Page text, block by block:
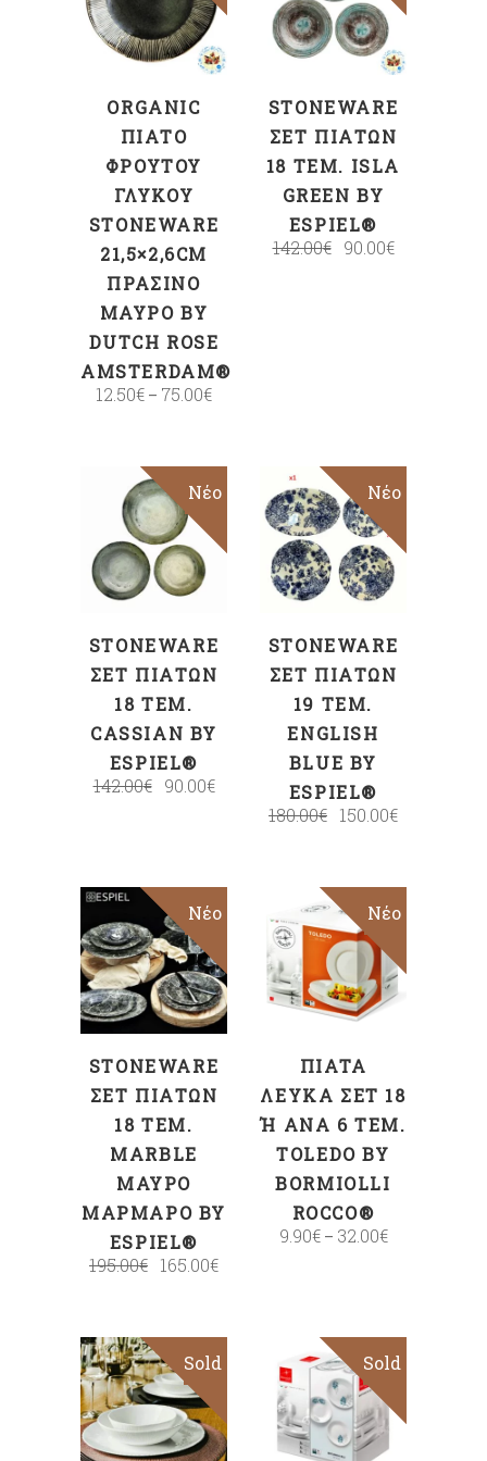
ORGANIC
ΠΙΆΤΟ
ΦΡΟΎΤΟΥ
ΓΛΥΚΟΎ
STONEWARE
21,5×2,6CM
ΠΡΆΣΙΝΟ
ΜΑΎΡΟ BY
DUTCH ROSE
AMSTERDAM®
12.50€ – 75.00€
ΣΤΟ ΚΑΛΆΘΙ
STONEWARE
ΣΕΤ ΠΙΆΤΩΝ
18 ΤΕΜ. ISLA
GREEN BY
ESPIEL®
142.00€ 90.00€
Sale
Νέο
ΠΡΟΣΘΉΚΗ
ΣΤΟ ΚΑΛΆΘΙ
STONEWARE
ΣΕΤ ΠΙΆΤΩΝ
18 ΤΕΜ.
CASSIAN BY
ESPIEL®
142.00€ 90.00€
Sale
Νέο
ΠΡΟΣΘΉΚΗ
ΣΤΟ ΚΑΛΆΘΙ
STONEWARE
ΣΕΤ ΠΙΆΤΩΝ
19 ΤΕΜ.
ENGLISH
BLUE BY
ESPIEL®
180.00€ 150.00€
Sale
Νέο
ΠΡΟΣΘΉΚΗ
ΣΤΟ ΚΑΛΆΘΙ
STONEWARE
ΣΕΤ ΠΙΆΤΩΝ
18 ΤΕΜ.
MARBLE
ΜΑΎΡΟ
ΜΆΡΜΑΡΟ BY
ESPIEL®
195.00€ 165.00€
Sale
Νέο
ΕΠΙΛΟΓΉ
ΠΙΆΤΑ
ΛΕΥΚΆ ΣΕΤ 18
Ή ΑΝΆ 6 ΤΕΜ. T
OLEDO BY B
ORMIOLLI R
OCCO®
9.90€– 32.00€
Sale
Sold
Επιλογή
Sale
Sold
Επιλογή